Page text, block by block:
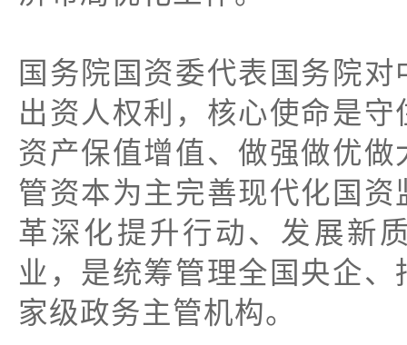
国务院国资委代表国务院
出资人权利，核心使命是
资产保值增值、做强做优
管资本为主完善现代化国
革深化提升行动、发展新
业，是统筹管理全国央企
家级政务主管机构。